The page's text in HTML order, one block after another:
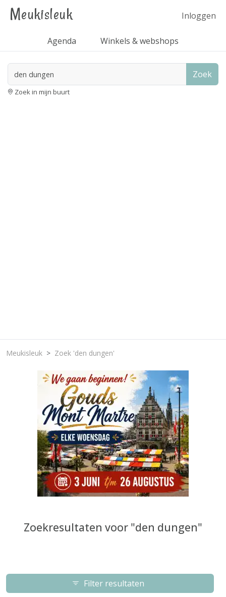
Meukisleuk Inloggen
Agenda Winkels & webshops
Zoek
Zoek in mijn buurt
Meukisleuk Zoek 'den dungen'
Zoekresultaten voor "den dungen"
Filter resultaten